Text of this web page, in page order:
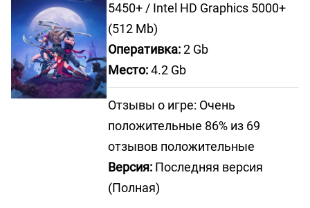
5450+ / Intel HD Graphics 5000+
(512 Mb)
Оперативка:2 Gb
Место:4.2 Gb
Отзывы о игре: Очень
положительные 86% из 69
отзывов положительные
Версия: Последняя версия
(Полная)